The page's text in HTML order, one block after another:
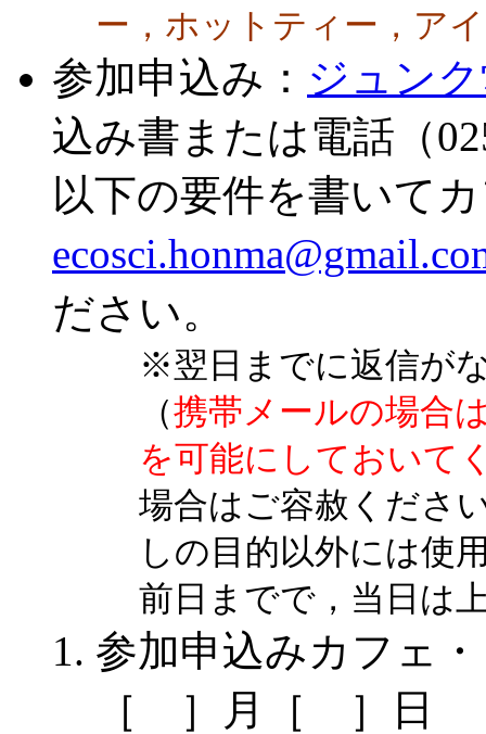
ー，ホットティー，ア
参加申込み： ジュン
込み書または電話（
以下の要件を書いて
ださい。
※翌日までに返信が
（携帯メールの場合
を可能にしておいて
場合はご容赦くださ
しの目的以外には使
前日までで，当日は
参加申込みカフェ
［ ］月［ ］日